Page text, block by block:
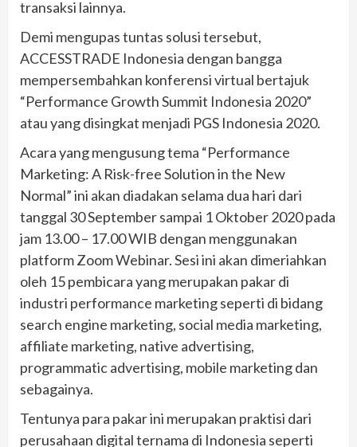
transaksi lainnya.
Demi mengupas tuntas solusi tersebut,
ACCESSTRADE Indonesia dengan bangga
mempersembahkan konferensi virtual bertajuk
“Performance Growth Summit Indonesia 2020”
atau yang disingkat menjadi PGS Indonesia 2020.
Acara yang mengusung tema “Performance
Marketing: A Risk-free Solution in the New
Normal” ini akan diadakan selama dua hari dari
tanggal 30 September sampai 1 Oktober 2020 pada
jam 13.00 – 17.00 WIB dengan menggunakan
platform Zoom Webinar. Sesi ini akan dimeriahkan
oleh 15 pembicara yang merupakan pakar di
industri performance marketing seperti di bidang
search engine marketing, social media marketing,
affiliate marketing, native advertising,
programmatic advertising, mobile marketing dan
sebagainya.
Tentunya para pakar ini merupakan praktisi dari
perusahaan digital ternama di Indonesia seperti